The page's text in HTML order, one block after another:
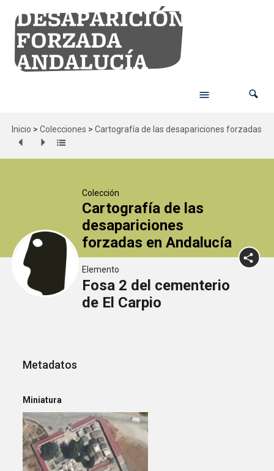
Inicio > Colecciones > Cartografía de las desapariciones forzadas
Colección
Cartografía de las
desapariciones
forzadas en Andalucía
Elemento
Fosa 2 del cementerio
de El Carpio
Metadatos
Miniatura